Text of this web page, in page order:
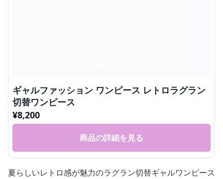
ギャルファッション ワンピース レトロラグラン
切替ワンピース
¥8,200
商品の詳細を見る
夏らしいレトロ感が魅力のラグラン切替ギャルワンピース